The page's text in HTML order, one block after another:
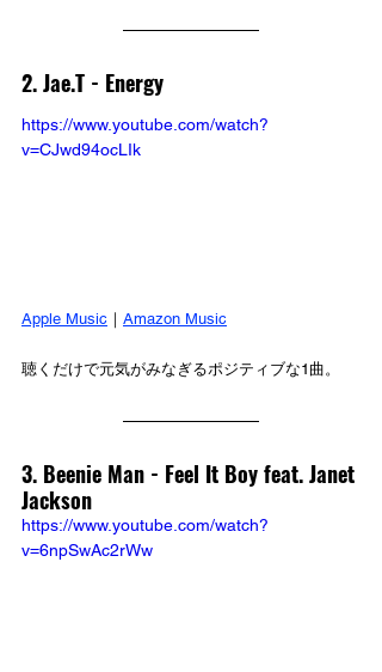
2. Jae.T - Energy
https://www.youtube.com/watch?
v=CJwd94ocLIk
Apple Music ｜ Amazon Music
聴くだけで元気がみなぎるポジティブな1曲。
3. Beenie Man - Feel It Boy feat. Janet
Jackson
https://www.youtube.com/watch?
v=6npSwAc2rWw